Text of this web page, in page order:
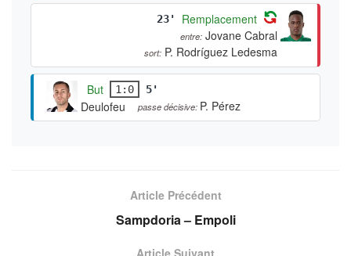
23' Remplacement
entre: Jovane Cabral
sort: P. Rodríguez Ledesma
But 1:0 5'
Deulofeu passe décisive: P. Pérez
Article Précédent
Sampdoria – Empoli
Article Suivant